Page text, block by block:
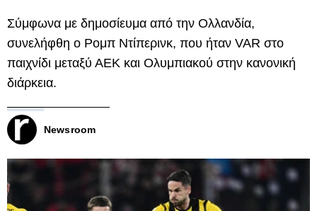
Σύμφωνα με δημοσίευμα από την Ολλανδία,
συνελήφθη ο Ρομπ Ντίπερινκ, που ήταν VAR στο
παιχνίδι μεταξύ ΑΕΚ και Ολυμπιακού στην κανονική
διάρκεια.
Newsroom